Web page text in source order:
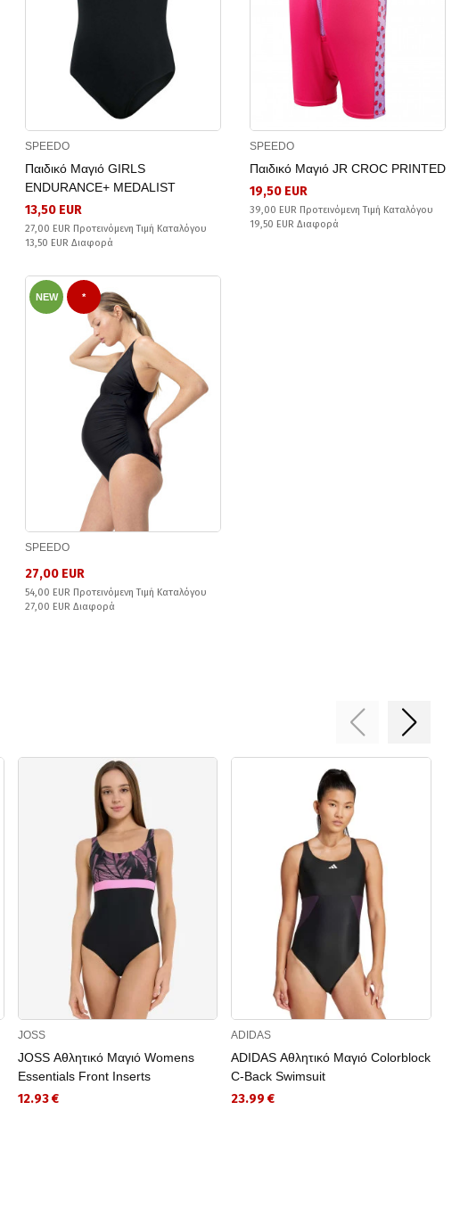
SPEEDO
Παιδικό Μαγιό GIRLS
ENDURANCE+ MEDALIST
13,50 EUR
27,00 EUR Προτεινόμενη Τιμή Καταλόγου
13,50 EUR Διαφορά
SPEEDO
Παιδικό Μαγιό JR CROC PRINTED
19,50 EUR
39,00 EUR Προτεινόμενη Τιμή Καταλόγου
19,50 EUR Διαφορά
NEW *
SPEEDO
27,00 EUR
54,00 EUR Προτεινόμενη Τιμή Καταλόγου
27,00 EUR Διαφορά
JOSS
JOSS Αθλητικό Μαγιό Womens
Essentials Front Inserts
12.93 €
ADIDAS
ADIDAS Αθλητικό Μαγιό Colorblock
C-Back Swimsuit
23.99 €